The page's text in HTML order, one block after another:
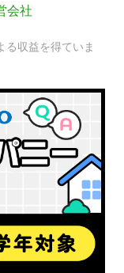
会社
る収益を得ていま